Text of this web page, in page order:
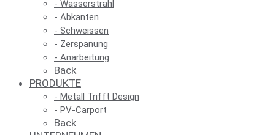
- Was­ser­strahl
- Abkan­ten
- Schweis­sen
- Zer­spa­nung
- Anar­bei­tung
Back
PRO­DUK­TE
- Metall Trifft Design
- PV-Car­port
Back